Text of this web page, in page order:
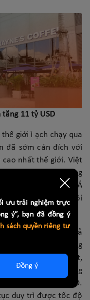
11 tỷ USD
giới ì ạch chạy qua
đã sớm cán đích với
cao nhất thế giới. Việt
ASEAN tăng trưởng
Phát triển Châu Á
chóng phục hồi
hồi mạnh mẽ của cả
là một trong những
Thống kê cho biết,
năm 2019, nhưng
thêm hơn 11 tỷ USD.
duy trì được tốc độ
ưu trải nghiệm trực
ý”, bạn đã đồng ý
sách quyền riêng tư
Đồng ý